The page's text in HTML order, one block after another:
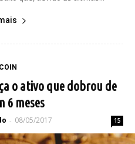
o ativo que dobrou de
6 meses
- 08/05/2017 15